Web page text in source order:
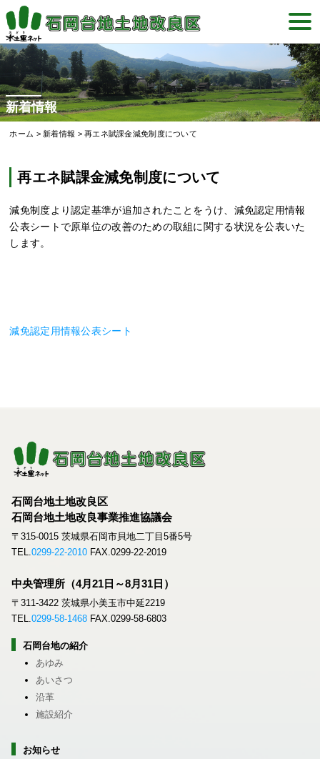
Skip
to
content
新着情報
ホーム > 新着情報 >再エネ賦課金減免制度について
再エネ賦課金減免制度について
減免制度より認定基準が追加されたことをうけ、減免認定用情報
公表シートで原単位の改善のための取組に関する状況を公表いた
します。
減免認定用情報公表シート
石岡台地土地改良区
石岡台地土地改良事業推進協議会
〒315-0015 茨城県石岡市貝地二丁目5番5号
TEL.0299-22-2010 FAX.0299-22-2019
中央管理所（4月21日～8月31日）
〒311-3422 茨城県小美玉市中延2219
TEL.0299-58-1468 FAX.0299-58-6803
石岡台地の紹介
あゆみ
あいさつ
沿革
施設紹介
お知らせ